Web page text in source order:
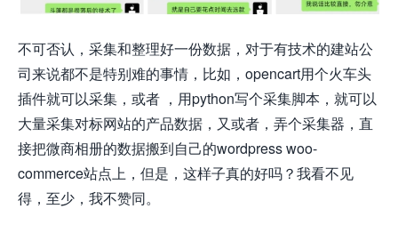
不可否认，采集和整理好一份数据，对于有技术的建站公
司来说都不是特别难的事情，比如，opencart用个火车头
插件就可以采集，或者 ，用python写个采集脚本，就可以
大量采集对标网站的产品数据，又或者，弄个采集器，直
接把微商相册的数据搬到自己的wordpress woo-
commerce站点上，但是，这样子真的好吗？我看不见
得，至少，我不赞同。